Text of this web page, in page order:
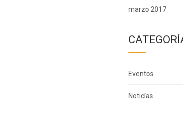
marzo 2017
Eventos
Noticías